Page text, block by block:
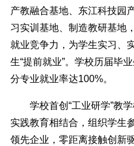
产教融合基地、东江科技园
习实训基地、制造教研基地
就业竞争力，为学生实习、
生“提前就业”。学校历届毕
分专业就业率达100%。
学校首创“工业研学”教
实践教育相结合，组织学生
领先企业，零距离接触创新